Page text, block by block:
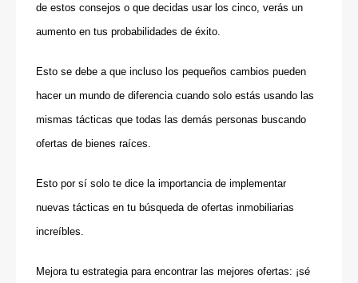
de estos consejos o que decidas usar los cinco, verás un
aumento en tus probabilidades de éxito.
Esto se debe a que incluso los pequeños cambios pueden
hacer un mundo de diferencia cuando solo estás usando las
mismas tácticas que todas las demás personas buscando
ofertas de bienes raíces.
Esto por sí solo te dice la importancia de implementar
nuevas tácticas en tu búsqueda de ofertas inmobiliarias
increíbles.
Mejora tu estrategia para encontrar las mejores ofertas: ¡sé